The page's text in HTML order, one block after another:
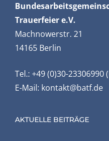
Trauerfeier e.V.
Machnowerstr. 21
14165 Berlin
Tel.: +49 (0)30-
E-Mail: kontakt@batf.de
AKTUELLE BEITRÄGE